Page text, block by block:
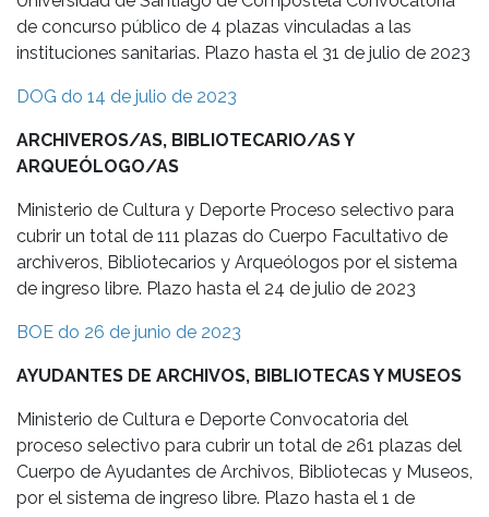
de concurso público de 4 plazas vinculadas a las
instituciones sanitarias. Plazo hasta el 31 de julio de 2023
DOG do 14 de julio de 2023
ARCHIVEROS/AS, BIBLIOTECARIO/AS Y
ARQUEÓLOGO/AS
Ministerio de Cultura y Deporte Proceso selectivo para
cubrir un total de 111 plazas do Cuerpo Facultativo de
archiveros, Bibliotecarios y Arqueólogos por el sistema
de ingreso libre. Plazo hasta el 24 de julio de 2023
BOE do 26 de junio de 2023
AYUDANTES DE ARCHIVOS, BIBLIOTECAS Y MUSEOS
Ministerio de Cultura e Deporte Convocatoria del
proceso selectivo para cubrir un total de 261 plazas del
Cuerpo de Ayudantes de Archivos, Bibliotecas y Museos,
por el sistema de ingreso libre. Plazo hasta el 1 de